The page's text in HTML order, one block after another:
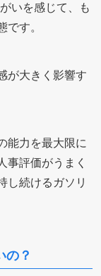
いを感じて、も
です。
が大きく影響す
能力を最大限に
事評価がうまく
し続けるガソリ
の？